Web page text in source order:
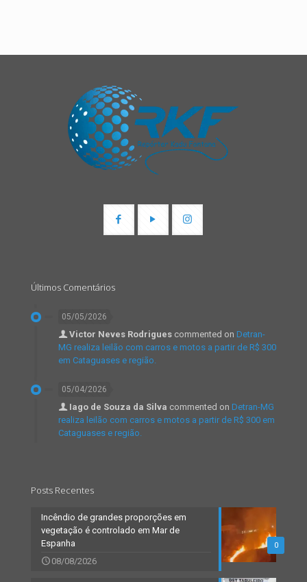
Últimos Comentários
05/05/2026
Victor Neves Rodrigues commented on Detran-
MG realiza leilão com carros e motos a partir de R$ 300
em Cataguases e região.
05/04/2026
Iago de Souza da Silva commented on Detran-MG
realiza leilão com carros e motos a partir de R$ 300 em
Cataguases e região.
Posts Recentes
0
Incêndio de grandes proporções em
vegetação é controlado em Mar de
Espanha
08/08/2026